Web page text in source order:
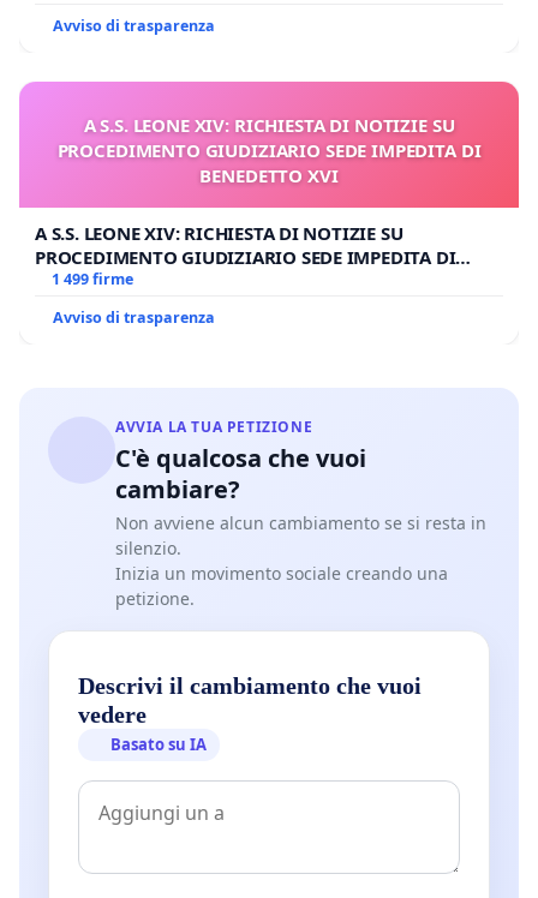
Avviso di trasparenza
A S.S. LEONE XIV: RICHIESTA DI NOTIZIE SU
PROCEDIMENTO GIUDIZIARIO SEDE IMPEDITA DI
BENEDETTO XVI
A S.S. LEONE XIV: RICHIESTA DI NOTIZIE SU
PROCEDIMENTO GIUDIZIARIO SEDE IMPEDITA DI
BENEDETTO XVI
1 499 firme
Avviso di trasparenza
AVVIA LA TUA PETIZIONE
C'è qualcosa che vuoi
cambiare?
Non avviene alcun cambiamento se si resta in
silenzio.
Inizia un movimento sociale creando una
petizione.
Descrivi il cambiamento che vuoi
vedere
Basato su IA